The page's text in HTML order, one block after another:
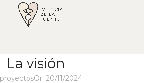
La visión
proyectosOn 20/11/2024